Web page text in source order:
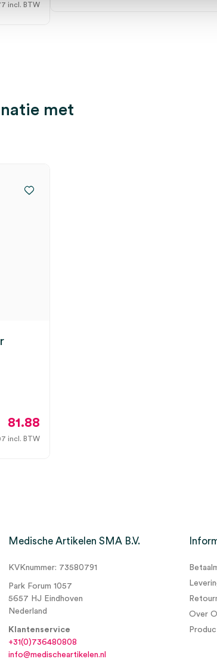
incl. BTW
met
81.88
incl. BTW
Medische Artikelen SMA B.V.
KVKnummer: 73580791
Park Forum 1057
5657 HJ Eindhoven
Nederland
Klantenservice
+31(0)736480808
info@medischeartikelen.nl
Over